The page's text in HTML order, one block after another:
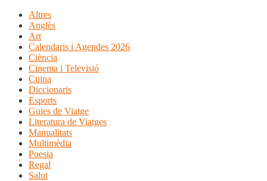
Altres
Anglès
Art
Calendaris i Agendes 2026
Ciència
Cinema i Televisió
Cuina
Diccionaris
Esports
Guies de Viatge
Literatura de Viatges
Manualitats
Multimèdia
Poesia
Regal
Salut